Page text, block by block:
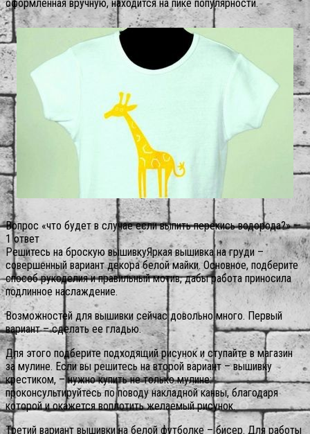
оформленная вручную, находится на пике популярности.
Вопрос «что будет в случае если выпить перекись водорода?» —
1 ответ
Решитесь на броскую вышивкуЯркая вышивка на груди –
совершенный вариант декора белой майки. Основное, подберите
способ рукоделия и правильный мотив, дабы работа приносила
подлинное наслаждение.
Возможностей для вышивки сейчас довольно много. Первый
вариант – сделать ее гладью.
Для этого подберите подходящий рисунок и ступайте в магазин
за мулине. Если вы решитесь на второй вариант – вышивку
крестиком, – нужно купить не только мулине:
проконсультируйтесь по поводу накладной канвы, благодаря
которой и окажется воплотить желаемый рисунок.
Третий вариант вышивки на белой футболке – бисер. Для работы